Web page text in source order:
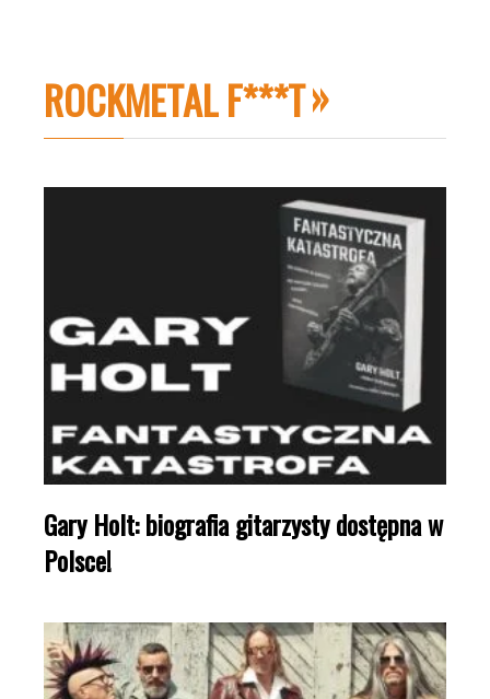
ROCKMETAL F***T
Gary Holt: biografia gitarzysty dostępna w
Polsce!